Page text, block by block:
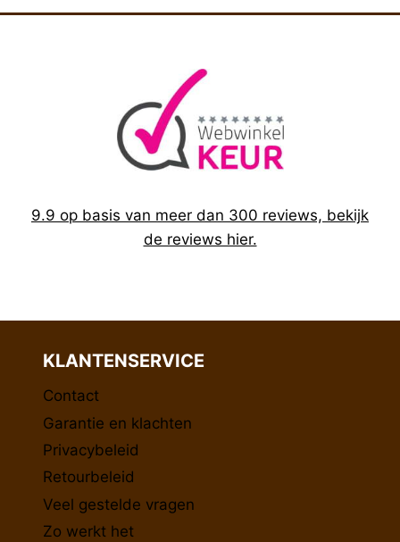
9.9 op basis van meer dan 300 reviews, bekijk
de reviews hier.
KLANTENSERVICE
Contact
Garantie en klachten
Privacybeleid
Retourbeleid
Veel gestelde vragen
Zo werkt het